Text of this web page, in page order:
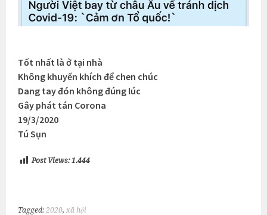
Tốt nhất là ở tại nhà
Không khuyến khích để chen chúc
Dang tay đón không đúng lúc
Gây phát tán Corona
19/3/2020
Tú Sụn
Post Views: 1.444
Tagged:2020,xã hội